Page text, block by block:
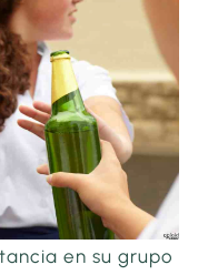
en su grupo